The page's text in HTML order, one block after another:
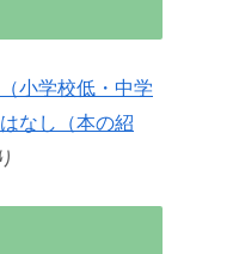
小学校低・中学
なし（本の紹